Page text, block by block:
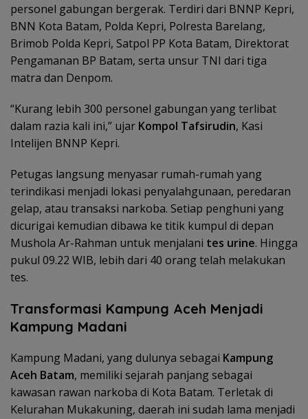
personel gabungan bergerak. Terdiri dari BNNP Kepri,
BNN Kota Batam, Polda Kepri, Polresta Barelang,
Brimob Polda Kepri, Satpol PP Kota Batam, Direktorat
Pengamanan BP Batam, serta unsur TNI dari tiga
matra dan Denpom.
“Kurang lebih 300 personel gabungan yang terlibat
dalam razia kali ini,” ujar Kompol Tafsirudin, Kasi
Intelijen BNNP Kepri.
Petugas langsung menyasar rumah-rumah yang
terindikasi menjadi lokasi penyalahgunaan, peredaran
gelap, atau transaksi narkoba. Setiap penghuni yang
dicurigai kemudian dibawa ke titik kumpul di depan
Mushola Ar-Rahman untuk menjalani tes urine. Hingga
pukul 09.22 WIB, lebih dari 40 orang telah melakukan
tes.
Transformasi Kampung Aceh Menjadi
Kampung Madani
Kampung Madani, yang dulunya sebagai Kampung
Aceh Batam, memiliki sejarah panjang sebagai
kawasan rawan narkoba di Kota Batam. Terletak di
Kelurahan Mukakuning, daerah ini sudah lama menjadi